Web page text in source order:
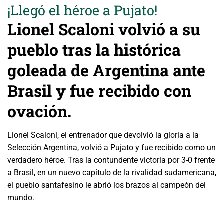
¡Llegó el héroe a Pujato!
Lionel Scaloni volvió a su
pueblo tras la histórica
goleada de Argentina ante
Brasil y fue recibido con
ovación.
Lionel Scaloni, el entrenador que devolvió la gloria a la
Selección Argentina, volvió a Pujato y fue recibido como un
verdadero héroe. Tras la contundente victoria por 3-0 frente
a Brasil, en un nuevo capítulo de la rivalidad sudamericana,
el pueblo santafesino le abrió los brazos al campeón del
mundo.